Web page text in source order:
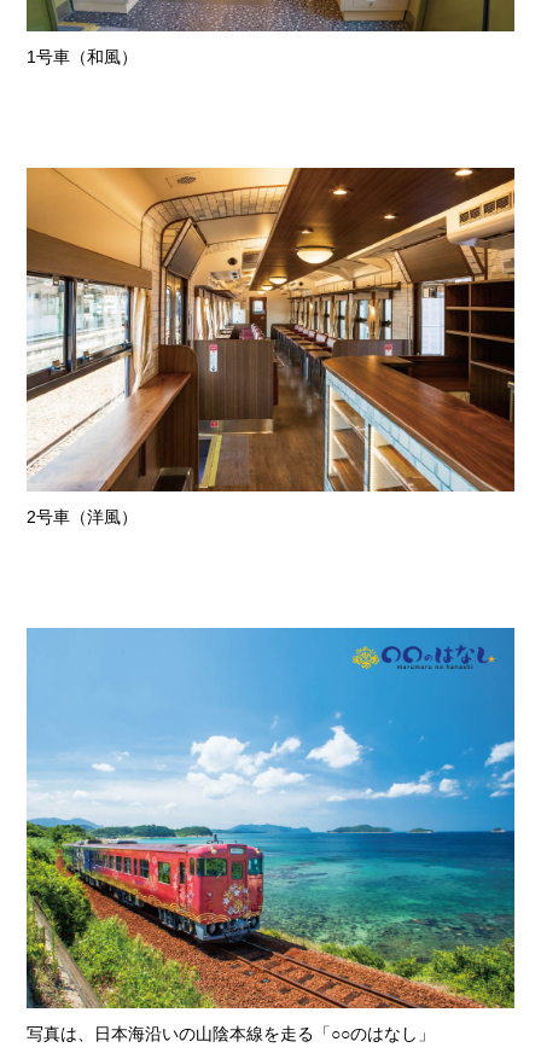
1号車（和風）
2号車（洋風）
写真は、日本海沿いの山陰本線を走る「○○のはなし」